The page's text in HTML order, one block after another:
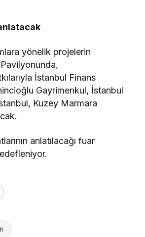
yönelik projelerin
Pavilyonunda,
İstanbul Finans
Gayrimenkul, İstanbul
Kuzey Marmara
anlatılacağı fuar